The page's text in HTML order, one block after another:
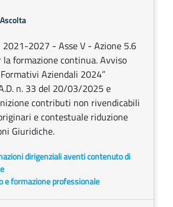
Ascolta
2021-2027 - Asse V - Azione 5.6
formazione continua. Avviso
Aziendali 2024”
n. 33 del 20/03/2025 e
contributi non rivendicabili
e contestuale riduzione
Giuridiche.
dirigenziali aventi contenuto di
e formazione professionale